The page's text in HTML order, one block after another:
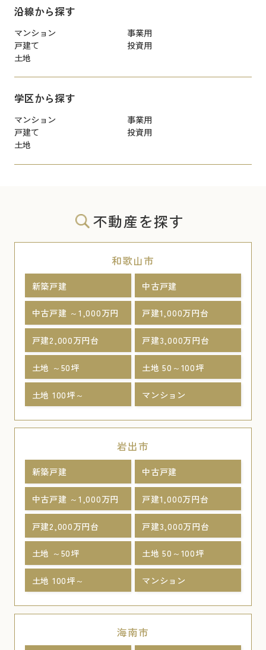
沿線から探す
マンション
事業用
戸建て
投資用
土地
学区から探す
マンション
事業用
戸建て
投資用
土地
不動産を探す
和歌山市
新築戸建 中古戸建
中古戸建 ～1,000万円 戸建1,000万円台
戸建2,000万円台 戸建3,000万円台
土地 ～50坪 土地 50～100坪
土地 100坪～ マンション
岩出市
新築戸建 中古戸建
中古戸建 ～1,000万円 戸建1,000万円台
戸建2,000万円台 戸建3,000万円台
土地 ～50坪 土地 50～100坪
土地 100坪～ マンション
海南市